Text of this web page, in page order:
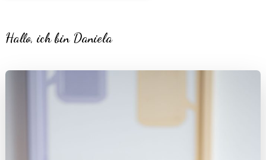
Hallo, ich bin Daniela